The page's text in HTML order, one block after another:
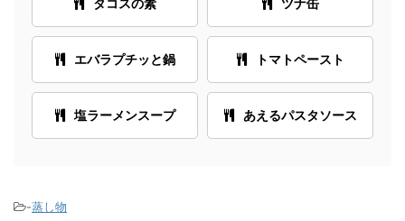
タコスの素 ツナ缶
エバラプチッと鍋 トマトペースト
塩ラーメンスープ あえるパスタソース
-蒸し物